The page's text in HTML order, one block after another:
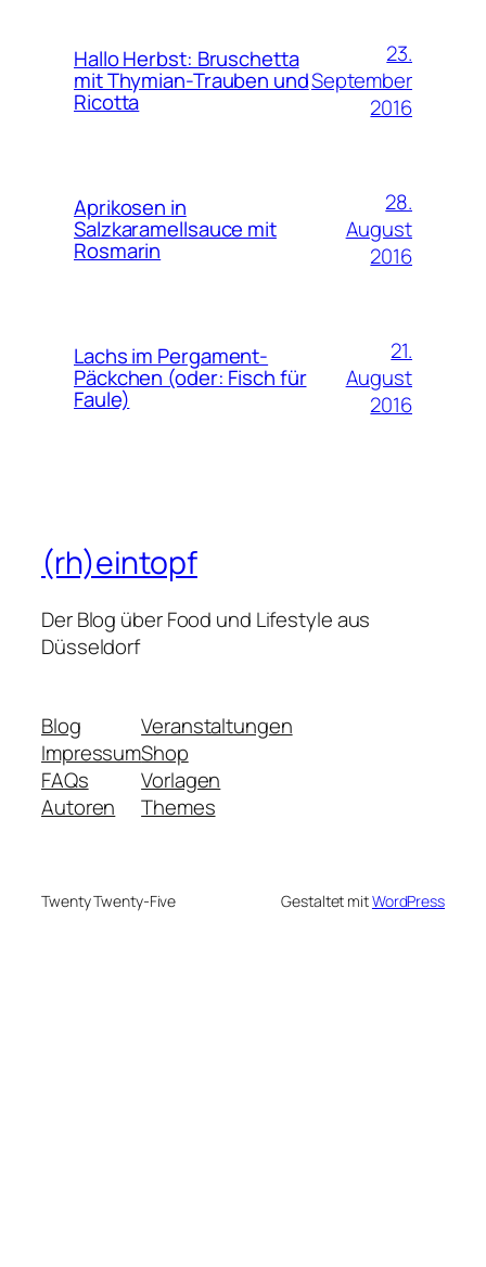
Hallo Herbst: Bruschetta
mit Thymian-Trauben und
Ricotta
23.
September
2016
Aprikosen in
Salzkaramellsauce mit
Rosmarin
28.
August
2016
Lachs im Pergament-
Päckchen (oder: Fisch für
Faule)
21.
August
2016
(rh)eintopf
Der Blog über Food und Lifestyle aus
Düsseldorf
Blog
Impressum
FAQs
Autoren
Veranstaltungen
Shop
Vorlagen
Themes
Twenty Twenty-Five Gestaltet mitWordPress